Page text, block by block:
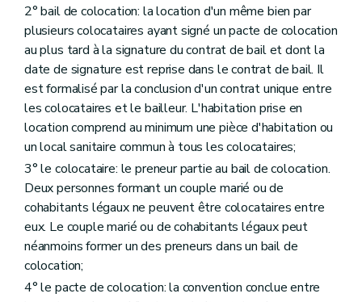
Section 9 Transmission de l'habitation louée
Art. 40
Art. 41
Art. 42
Art. 43
Art. 44
Art. 45
Section 10 Décès du preneur
Art. 46
Section 11 Sous-location
Art. 47
Art. 48
Section 12 Cession de bail
Art. 49
Section 13 Du bail à rénovation
Art. 50
Section 14 Baux des biens des mineurs
Art. 51
Section 15 « Résolution des conflits »(D. du 02/05/2019, art. 15)
2° bail de colocation: la location d'un même bien par
plusieurs colocataires ayant signé un pacte de colocation
au plus tard à la signature du contrat de bail et dont la
date de signature est reprise dans le contrat de bail. Il
est formalisé par la conclusion d'un contrat unique entre
les colocataires et le bailleur. L'habitation prise en
location comprend au minimum une pièce d'habitation ou
un local sanitaire commun à tous les colocataires;
3° le colocataire: le preneur partie au bail de colocation.
Deux personnes formant un couple marié ou de
cohabitants légaux ne peuvent être colocataires entre
eux. Le couple marié ou de cohabitants légaux peut
néanmoins former un des preneurs dans un bail de
colocation;
4° le pacte de colocation: la convention conclue entre